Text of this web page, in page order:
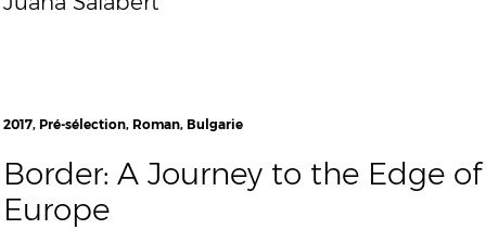
2017, Pré-sélection, Roman, Bulgarie
Border: A Journey to the Edge of
Europe